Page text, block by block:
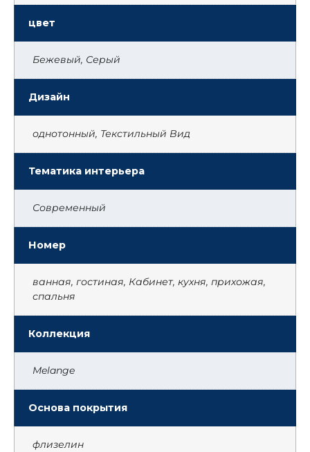
цвет
Бежевый, Серый
Дизайн
однотонный, Текстильный Вид
Тематика интерьера
Современный
Номер
ванная, гостиная, Кабинет, кухня, прихожая,
спальня
Коллекция
Melange
Основа покрытия
флизелин